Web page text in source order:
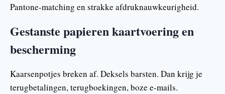
Pantone-matching en strakke afdruknauwkeurigheid.
Gestanste papieren kaartvoering en
bescherming
Kaarsenpotjes breken af. Deksels barsten. Dan krijg je
terugbetalingen, terugboekingen, boze e-mails.